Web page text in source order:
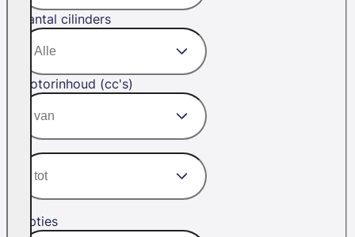
Aantal cilinders
Motorinhoud (cc's)
Opties